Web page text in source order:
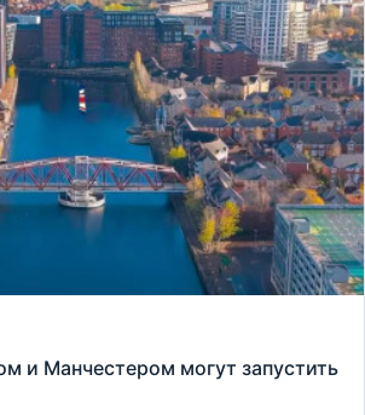
и Манчестером могут запустить